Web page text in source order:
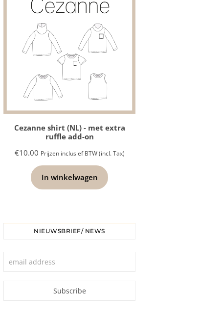
Cezanne shirt (NL) - met extra
ruffle add-on
€10.00 Prijzen inclusief BTW (incl. Tax)
In winkelwagen
NIEUWSBRIEF/ NEWS